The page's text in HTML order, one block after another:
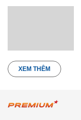
XEM THÊM